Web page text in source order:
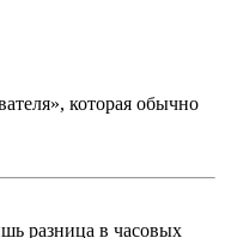
которая обычно
разница в часовых